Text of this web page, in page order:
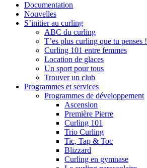
Documentation
Nouvelles
S’initier au curling
ABC du curling
T’es plus curling que tu penses !
Curling 101 entre femmes
Location de glaces
Un sport pour tous
Trouver un club
Programmes et services
Programmes de développement
Ascension
Première Pierre
Curling 101
Trio Curling
Tic, Tap & Toc
Blizzard
Curling en gymnase